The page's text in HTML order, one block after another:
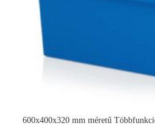
600x400x320 mm méretű